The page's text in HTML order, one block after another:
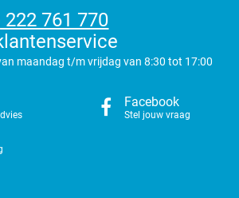
222 761 770
maandag t/m vrijdag van 8:30 tot 17:00
Facebook
Stel jouw vraag